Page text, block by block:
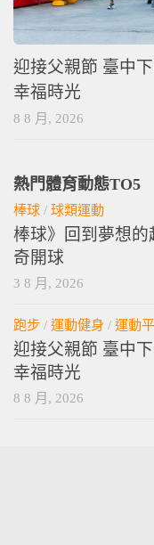
迎接父親節 臺中
幸福時光
8 8 月, 2026
熱門體育動態TO5
棒球 / 球類運動
棒球》回到夢想
奇開球
3 8 月, 2026
跑步 / 運動健身 / 運動
迎接父親節 臺中
幸福時光
8 8 月, 2026